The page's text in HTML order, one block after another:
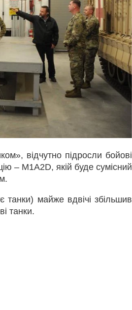
відчутно підросли бойові
– M1A2D, якій буде сумісний
майже вдвічі збільшив
танки.